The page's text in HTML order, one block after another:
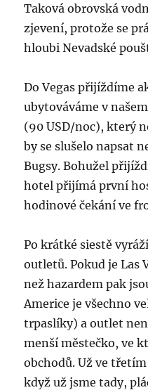
Taková obrovská
zjevení, protože se
hloubi Nevadské
Do Vegas přijíždíme
ubytováváme v
(90 USD/noc), který
by se slušelo napsat
Bugsy. Bohužel
hotel přijímá první
hodinové čekání ve
Po krátké siestě
outletů. Pokud je Las
než hazardem pak
Americe je všechno
trpaslíky) a outlet
menší městečko, ve
obchodů. Už ve třetím
když už jsme tady,